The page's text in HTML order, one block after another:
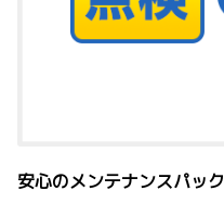
安心のメンテナンスパック